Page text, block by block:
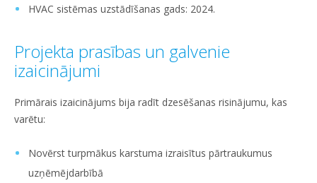
HVAC sistēmas uzstādīšanas gads: 2024.
Projekta prasības un galvenie
izaicinājumi
Primārais izaicinājums bija radīt dzesēšanas risinājumu, kas
varētu:
Novērst turpmākus karstuma izraisītus pārtraukumus
uzņēmējdarbībā